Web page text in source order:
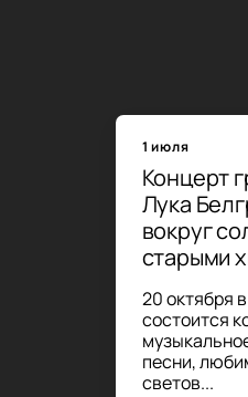
1 июля
Концерт
Лука
вокруг
старыми
20 октября
состоится
песни,
светов...